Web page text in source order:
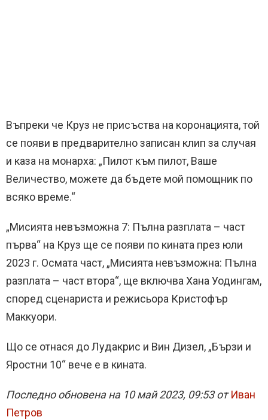
Въпреки че Круз не присъства на коронацията, той
се появи в предварително записан клип за случая
и каза на монарха: „Пилот към пилот, Ваше
Величество, можете да бъдете мой помощник по
всяко време.“
„Мисията невъзможна 7: Пълна разплата – част
първа“ на Круз ще се появи по кината през юли
2023 г. Осмата част, „Мисията невъзможна: Пълна
разплата – част втора“, ще включва Хана Уодингам,
според сценариста и режисьора Кристофър
Маккуори.
Що се отнася до Лудакрис и Вин Дизел, „Бързи и
Яростни 10“ вече е в кината.
Последно обновена на 10 май 2023, 09:53 от Иван
Петров